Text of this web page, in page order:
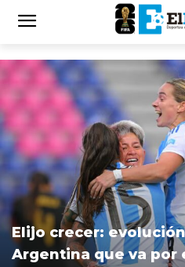
Elijo crecer:
Argentina que va por